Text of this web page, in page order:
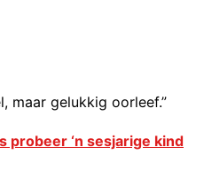
maar gelukkig oorleef.”
probeer ‘n sesjarige kind